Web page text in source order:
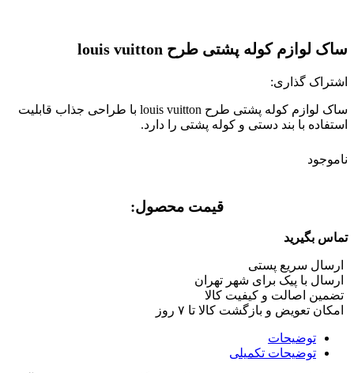
ساک لوازم کوله پشتی طرح louis vuitton
اشتراک گذاری:
ساک لوازم کوله پشتی طرح louis vuitton با طراحی جذاب قابلیت
استفاده با بند دستی و کوله پشتی را دارد.
ناموجود
قیمت محصول:​
تماس بگیرید
ارسال سریع پستی
ارسال با پیک برای شهر تهران
تضمین اصالت و کیفیت کالا
امکان تعویض و بازگشت کالا تا ۷ روز
توضیحات
توضیحات تکمیلی